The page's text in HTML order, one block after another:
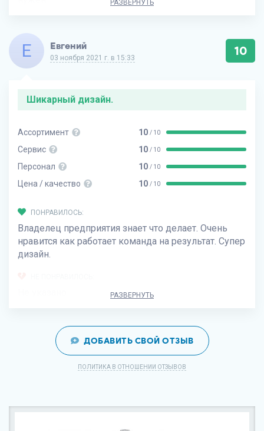
РАЗВЕРНУТЬ
Е Евгений
03 ноября 2021 г. в 15:33 10
Шикарный дизайн.
Ассортимент 10 / 10
Сервис 10 / 10
Персонал 10 / 10
Цена / качество 10 / 10
ПОНРАВИЛОСЬ:
Владелец предприятия знает что делает. Очень
нравится как работает команда на результат. Супер
дизайн.
РАЗВЕРНУТЬ
ДОБАВИТЬ СВОЙ ОТЗЫВ
ПОЛИТИКА В ОТНОШЕНИИ ОТЗЫВОВ